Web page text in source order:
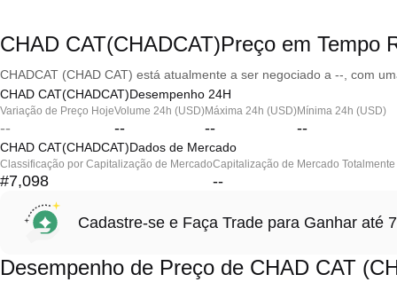
CHAD CAT(CHADCAT)Preço em Tempo
CHADCAT (CHAD CAT) está atualmente a ser negociado a --, com
CHAD CAT(CHADCAT)Desempenho 24H
Variação de Preço Hoje
--
Volume 24h (USD)
--
Máxima 24h (USD)
--
Mínima 24h (USD)
--
CHAD CAT(CHADCAT)Dados de Mercado
Classificação por Capitalização de Mercado
#7,098
Capitalização de Mercado
--
Cadastre-se e Faça Trade para Ganhar até
Desempenho de Preço de CHAD CAT